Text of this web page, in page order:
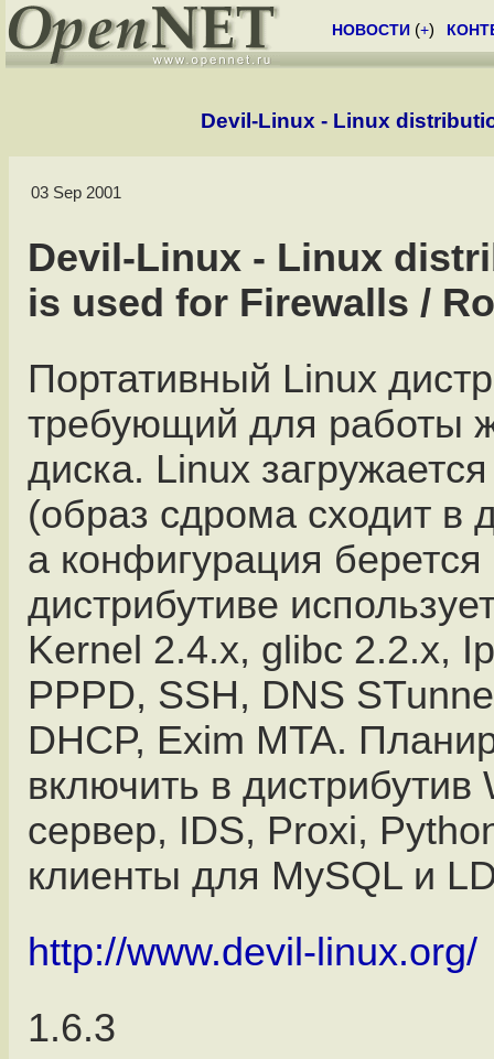
НОВОСТИ (+)
Devil-Linux - Linux
03 Sep 2001
Devil-Linux - Linux
is used for Firewalls /
Портативный Linux
требующий для работы
диска. Linux
(образ сдрома сходит в
а конфигурация
дистрибутиве
Kernel 2.4.x, glibc 2.2.x,
PPPD, SSH, DNS
DHCP, Exim MTA.
включить в дистрибутив
сервер, IDS, Proxi,
клиенты для MySQL и
http://www.devil-linux.org/
1.6.3